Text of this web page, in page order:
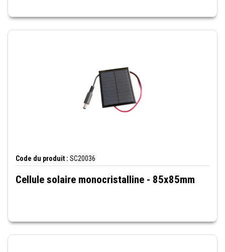
Code du produit : SC20036
Cellule solaire monocristalline - 85x85mm